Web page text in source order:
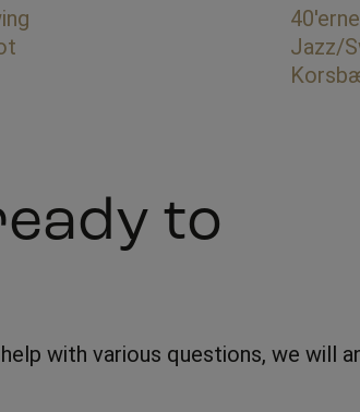
Jazz/
to
with various questions, we will